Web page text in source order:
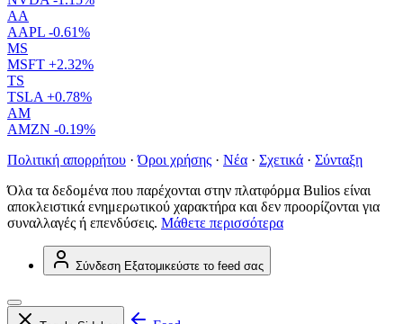
AA
AAPL -0.61%
MS
MSFT +2.32%
TS
TSLA +0.78%
AM
AMZN -0.19%
Πολιτική απορρήτου · Όροι χρήσης · Νέα · Σχετικά · Σύνταξη
Όλα τα δεδομένα που παρέχονται στην πλατφόρμα Bulios είναι
αποκλειστικά ενημερωτικού χαρακτήρα και δεν προορίζονται για
συναλλαγές ή επενδύσεις. Μάθετε περισσότερα
Σύνδεση Εξατομικεύστε το feed σας